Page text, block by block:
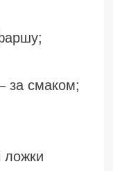
за смаком;
ложки